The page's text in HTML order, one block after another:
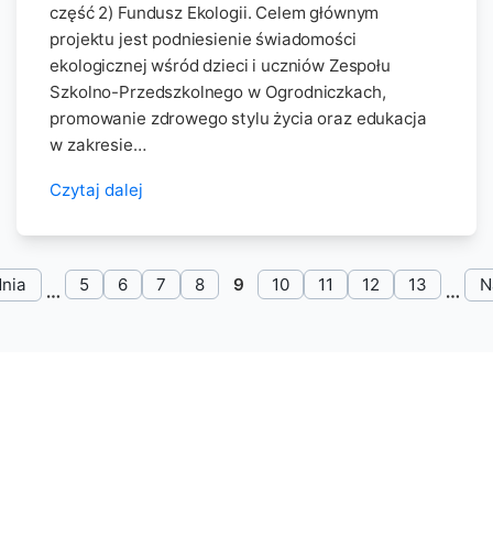
część 2) Fundusz Ekologii. Celem głównym
projektu jest podniesienie świadomości
ekologicznej wśród dzieci i uczniów Zespołu
Szkolno-Przedszkolnego w Ogrodniczkach,
promowanie zdrowego stylu życia oraz edukacja
w zakresie…
Czytaj dalej
5 6 7 8 9 10 11 12 13